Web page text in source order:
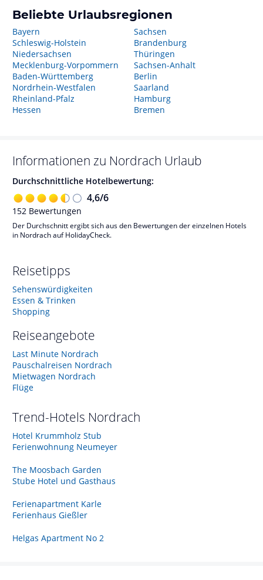
Beliebte Urlaubsregionen
Bayern
Schleswig-Holstein
Niedersachsen
Mecklenburg-Vorpommern
Baden-Württemberg
Nordrhein-Westfalen
Rheinland-Pfalz
Hessen
Sachsen
Brandenburg
Thüringen
Sachsen-Anhalt
Berlin
Saarland
Hamburg
Bremen
Informationen zu Nordrach Urlaub
Durchschnittliche Hotelbewertung:
4,6/6
152 Bewertungen
Der Durchschnitt ergibt sich aus den Bewertungen der einzelnen Hotels
in Nordrach auf HolidayCheck.
Reisetipps
Sehenswürdigkeiten
Essen & Trinken
Shopping
Reiseangebote
Last Minute Nordrach
Pauschalreisen Nordrach
Mietwagen Nordrach
Flüge
Trend-Hotels Nordrach
Hotel Krummholz Stub
Ferienwohnung Neumeyer
The Moosbach Garden
Stube Hotel und Gasthaus
Ferienapartment Karle
Ferienhaus Gießler
Helgas Apartment No 2